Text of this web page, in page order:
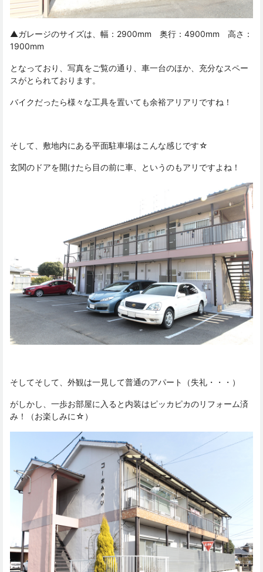
▲ガレージのサイズは、幅：2900mm 奥行：4900mm 高さ：
1900mm
となっており、写真をご覧の通り、車一台のほか、充分なスペー
スがとられております。
バイクだったら様々な工具を置いても余裕アリアリですね！
そして、敷地内にある平面駐車場はこんな感じです☆
玄関のドアを開けたら目の前に車、というのもアリですよね！
そしてそして、外観は一見して普通のアパート（失礼・・・）
がしかし、一歩お部屋に入ると内装はピッカピカのリフォーム済
み！（お楽しみに☆）